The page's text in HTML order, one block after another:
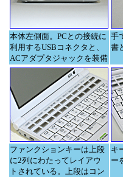
本体左側面。PCとの接続に
利用するUSBコネクタと、
ACアダプタジャックを装備
手
書
ファンクションキーは上段
に2列にわたってレイアウ
トされている。上段はコン
キ
ー